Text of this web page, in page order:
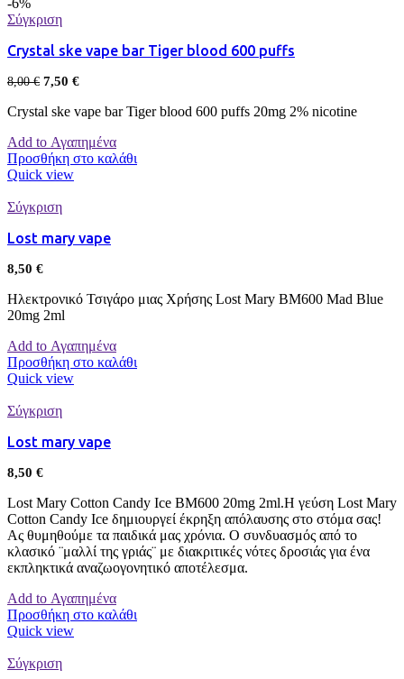
-6%
Σύγκριση
Crystal ske vape bar Tiger blood 600 puffs
8,00€ 7,50 €
Crystal ske vape bar Tiger blood 600 puffs 20mg 2% nicotine
Add to Αγαπημένα
Προσθήκη στο καλάθι
Quick view
Σύγκριση
Lost mary vape
8,50 €
Ηλεκτρονικό Τσιγάρο μιας Χρήσης Lost Mary BM600 Mad Blue
20mg 2ml
Add to Αγαπημένα
Προσθήκη στο καλάθι
Quick view
Σύγκριση
Lost mary vape
8,50 €
Lost Mary Cotton Candy Ice BM600 20mg 2ml.Η γεύση Lost Mary
Cotton Candy Ice δημιουργεί έκρηξη απόλαυσης στο στόμα σας!
Ας θυμηθούμε τα παιδικά μας χρόνια. Ο συνδυασμός από το
κλασικό ¨μαλλί της γριάς¨ με διακριτικές νότες δροσιάς για ένα
εκπληκτικά αναζωογονητικό αποτέλεσμα.
Add to Αγαπημένα
Προσθήκη στο καλάθι
Quick view
Σύγκριση